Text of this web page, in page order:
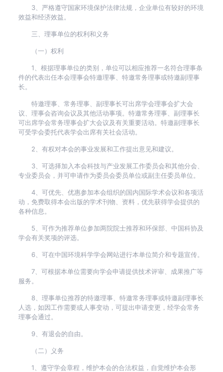
3、严格遵守国家环境保护法律法规，企业单位有较好的环境
效益和经济效益。
三、理事单位的权利和义务
（一）权利
1、根据理事单位的类别，单位可以相应推荐一名符合理事条
件的代表出任本会理事会特邀理事、特邀常务理事或特邀副理事
长。
特邀理事、常务理事、副理事长可出席学会理事会扩大会
议、理事会咨询会议及其他活动事项。特邀常务理事、副理事长
可出席学会常务理事会扩大会议及有关重要活动。特邀副理事长
可受学会委托代表学会出席有关社会活动。
2、有权对本会的事业发展和工作提出意见和建议。
3、可选择加入本会科技与产业发展工作委员会和其他分会、
专业委员会，并可申请作为委员会委员单位或副主任委员单位。
4、可优先、优惠参加本会组织的国内国际学术会议和各项活
动，免费取得本会出版的学术刊物、资料，优先获得学会提供的
各种信息。
5、可作为推荐单位参加两院院士推荐和环保部、中国科协及
学会有关奖项的评选。
6、可在中国环境科学学会网站进行本单位简介和专题宣传。
7、可根据本单位需要向学会申请提供技术评审、成果推广等
服务。
8、理事单位推荐的特邀理事、特邀常务理事或特邀副理事长
人选，如因工作需要或人事变动，可提出申请变更，经学会常务
理事会通过。
9、有退会的自由。
（二）义务
1、遵守学会章程，维护本会的合法权益，自觉维护本会形